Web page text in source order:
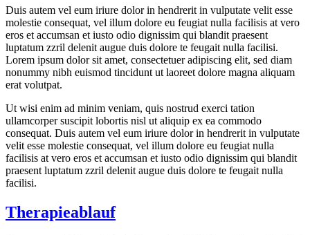
Duis autem vel eum iriure dolor in hendrerit in vulputate velit esse
molestie consequat, vel illum dolore eu feugiat nulla facilisis at vero
eros et accumsan et iusto odio dignissim qui blandit praesent
luptatum zzril delenit augue duis dolore te feugait nulla facilisi.
Lorem ipsum dolor sit amet, consectetuer adipiscing elit, sed diam
nonummy nibh euismod tincidunt ut laoreet dolore magna aliquam
erat volutpat.
Ut wisi enim ad minim veniam, quis nostrud exerci tation
ullamcorper suscipit lobortis nisl ut aliquip ex ea commodo
consequat. Duis autem vel eum iriure dolor in hendrerit in vulputate
velit esse molestie consequat, vel illum dolore eu feugiat nulla
facilisis at vero eros et accumsan et iusto odio dignissim qui blandit
praesent luptatum zzril delenit augue duis dolore te feugait nulla
facilisi.
Therapieablauf